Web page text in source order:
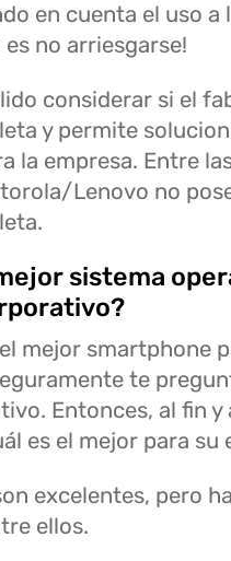
en cuenta el uso a
no arriesgarse!
considerar si el
y permite
la empresa. Entre
Lenovo no
sistema
mejor smartphone
te
Entonces, al fin y
es el mejor para su
excelentes, pero
ellos.